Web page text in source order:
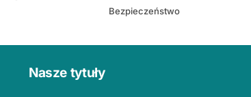
Bezpieczeństwo
Nasze tytuły